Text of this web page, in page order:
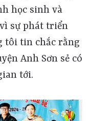
học sinh và
sự phát triển
tôi tin chắc rằng
Anh Sơn sẻ có
tới.